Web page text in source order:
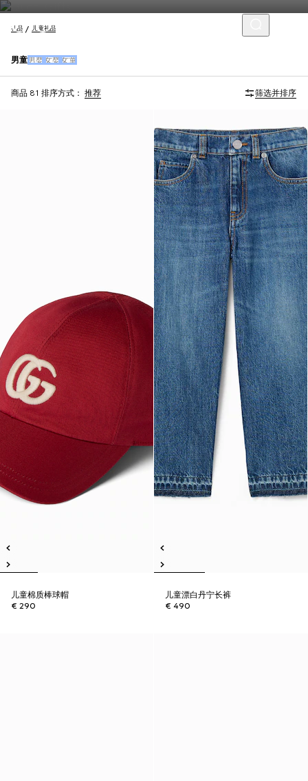
礼品 儿童礼品
男童 男婴 女婴 女童
商品 81 排序方式： 推荐 筛选并排序
儿童棉质棒球帽
€ 290
儿童漂白丹宁长裤
€ 490